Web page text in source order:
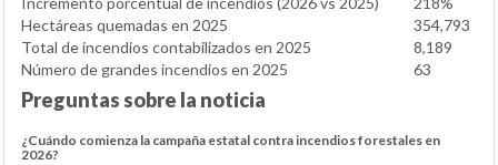
Hectáreas quemadas en 2025
354,793
Total de incendios contabilizados en 2025
8,189
Número de grandes incendios en 2025
63
Preguntas sobre la noticia
¿Cuándo comienza la campaña estatal contra incendios forestales en
2026?